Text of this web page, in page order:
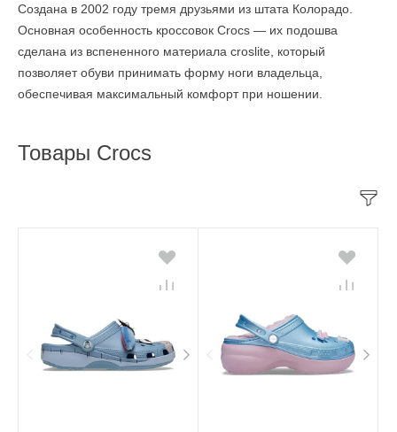
Создана в 2002 году тремя друзьями из штата Колорадо.
Основная особенность кроссовок Crocs — их подошва
сделана из вспененного материала croslite, который
позволяет обуви принимать форму ноги владельца,
обеспечивая максимальный комфорт при ношении.
Товары Crocs